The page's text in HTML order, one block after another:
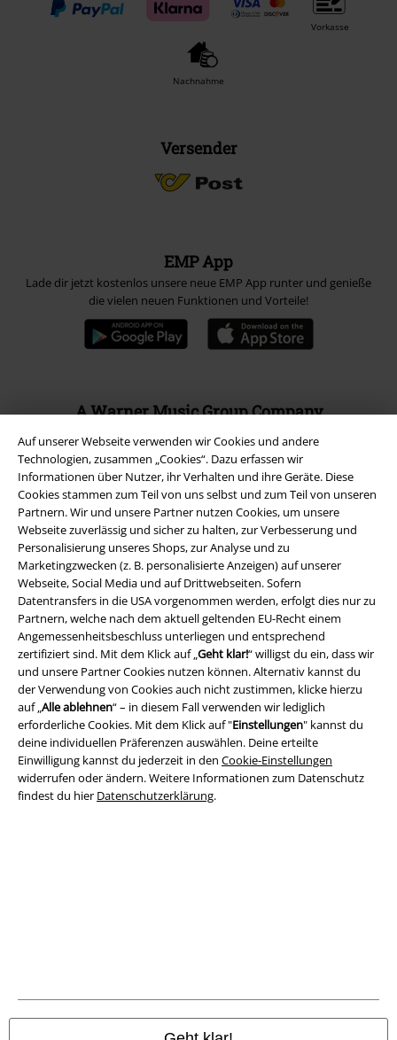
Auf unserer Webseite verwenden wir Cookies und andere
Technologien, zusammen „Cookies“. Dazu erfassen wir
Informationen über Nutzer, ihr Verhalten und ihre Geräte. Diese
Cookies stammen zum Teil von uns selbst und zum Teil von unseren
Partnern. Wir und unsere Partner nutzen Cookies, um unsere
Webseite zuverlässig und sicher zu halten, zur Verbesserung und
Personalisierung unseres Shops, zur Analyse und zu
Marketingzwecken (z. B. personalisierte Anzeigen) auf unserer
Webseite, Social Media und auf Drittwebseiten. Sofern
Datentransfers in die USA vorgenommen werden, erfolgt dies nur zu
Partnern, welche nach dem aktuell geltenden EU-Recht einem
Angemessenheitsbeschluss unterliegen und entsprechend
zertifiziert sind. Mit dem Klick auf „Geht klar!“ willigst du ein, dass wir
und unsere Partner Cookies nutzen können. Alternativ kannst du
der Verwendung von Cookies auch nicht zustimmen, klicke hierzu
auf „Alle ablehnen“ – in diesem Fall verwenden wir lediglich
erforderliche Cookies. Mit dem Klick auf "Einstellungen" kannst du
deine individuellen Präferenzen auswählen. Deine erteilte
Einwilligung kannst du jederzeit in den Cookie-Einstellungen
widerrufen oder ändern. Weitere Informationen zum Datenschutz
findest du hier Datenschutzerklärung.
Vorkasse
Nachnahme
Versender
EMP App
Lade dir jetzt kostenlos unsere neue EMP App runter und genieße
die vielen neuen Funktionen und Vorteile!
A Warner Music Group Company
Rechtliches
AGB
Impressum
Datenschutz
Alle Preise inkl. gesetzlicher Mehrwertsteuer, zzgl.Versandkosten